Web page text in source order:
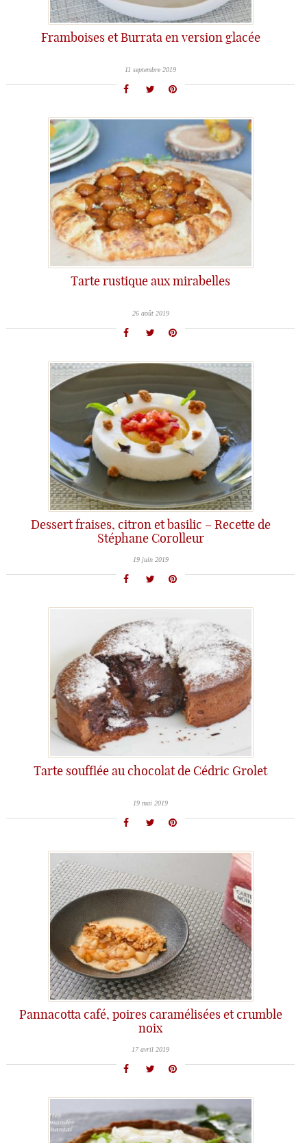
Framboises et Burrata en version glacée
11 septembre 2019
Tarte rustique aux mirabelles
26 août 2019
Dessert fraises, citron et basilic – Recette de
Stéphane Corolleur
19 juin 2019
Tarte soufflée au chocolat de Cédric Grolet
19 mai 2019
Pannacotta café, poires caramélisées et crumble
noix
17 avril 2019